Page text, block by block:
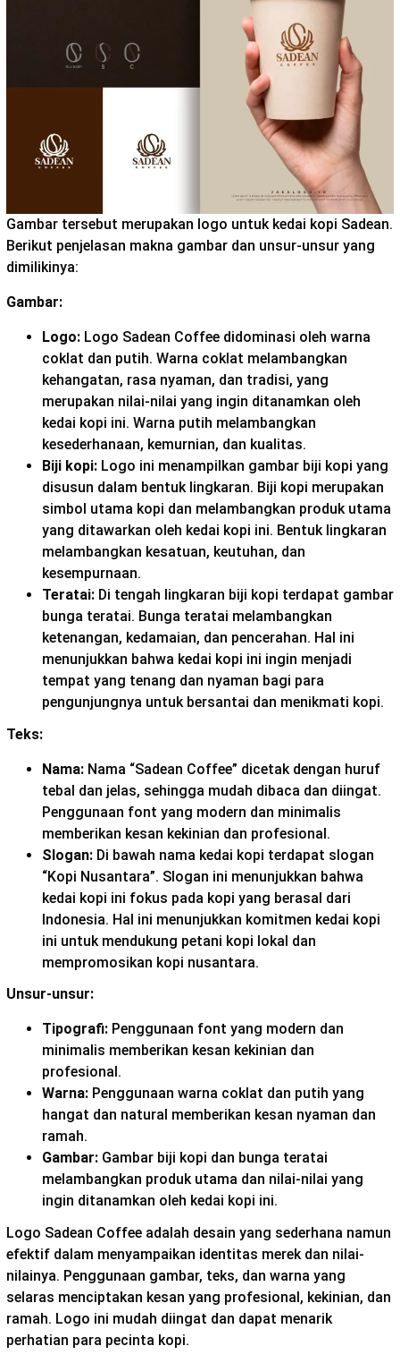
Gambar tersebut merupakan logo untuk kedai kopi Sadean.
Berikut penjelasan makna gambar dan unsur-unsur yang
dimilikinya:
Gambar:
Logo: Logo Sadean Coffee didominasi oleh warna
coklat dan putih. Warna coklat melambangkan
kehangatan, rasa nyaman, dan tradisi, yang
merupakan nilai-nilai yang ingin ditanamkan oleh
kedai kopi ini. Warna putih melambangkan
kesederhanaan, kemurnian, dan kualitas.
Biji kopi: Logo ini menampilkan gambar biji kopi yang
disusun dalam bentuk lingkaran. Biji kopi merupakan
simbol utama kopi dan melambangkan produk utama
yang ditawarkan oleh kedai kopi ini. Bentuk lingkaran
melambangkan kesatuan, keutuhan, dan
kesempurnaan.
Teratai: Di tengah lingkaran biji kopi terdapat gambar
bunga teratai. Bunga teratai melambangkan
ketenangan, kedamaian, dan pencerahan. Hal ini
menunjukkan bahwa kedai kopi ini ingin menjadi
tempat yang tenang dan nyaman bagi para
pengunjungnya untuk bersantai dan menikmati kopi.
Teks:
Nama: Nama “Sadean Coffee” dicetak dengan huruf
tebal dan jelas, sehingga mudah dibaca dan diingat.
Penggunaan font yang modern dan minimalis
memberikan kesan kekinian dan profesional.
Slogan: Di bawah nama kedai kopi terdapat slogan
“Kopi Nusantara”. Slogan ini menunjukkan bahwa
kedai kopi ini fokus pada kopi yang berasal dari
Indonesia. Hal ini menunjukkan komitmen kedai kopi
ini untuk mendukung petani kopi lokal dan
mempromosikan kopi nusantara.
Unsur-unsur:
Tipografi: Penggunaan font yang modern dan
minimalis memberikan kesan kekinian dan
profesional.
Warna: Penggunaan warna coklat dan putih yang
hangat dan natural memberikan kesan nyaman dan
ramah.
Gambar: Gambar biji kopi dan bunga teratai
melambangkan produk utama dan nilai-nilai yang
ingin ditanamkan oleh kedai kopi ini.
Logo Sadean Coffee adalah desain yang sederhana namun
efektif dalam menyampaikan identitas merek dan nilai-
nilainya. Penggunaan gambar, teks, dan warna yang
selaras menciptakan kesan yang profesional, kekinian, dan
ramah. Logo ini mudah diingat dan dapat menarik
perhatian para pecinta kopi.